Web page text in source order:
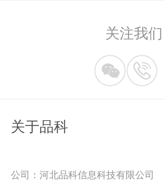
关注我们
关于品科
公司：河北品科信息科技有限公司